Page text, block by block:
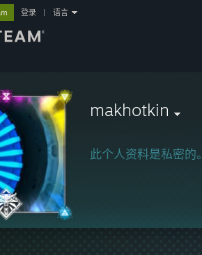
登录 语言
makhotkin
此个人资料是私密的。